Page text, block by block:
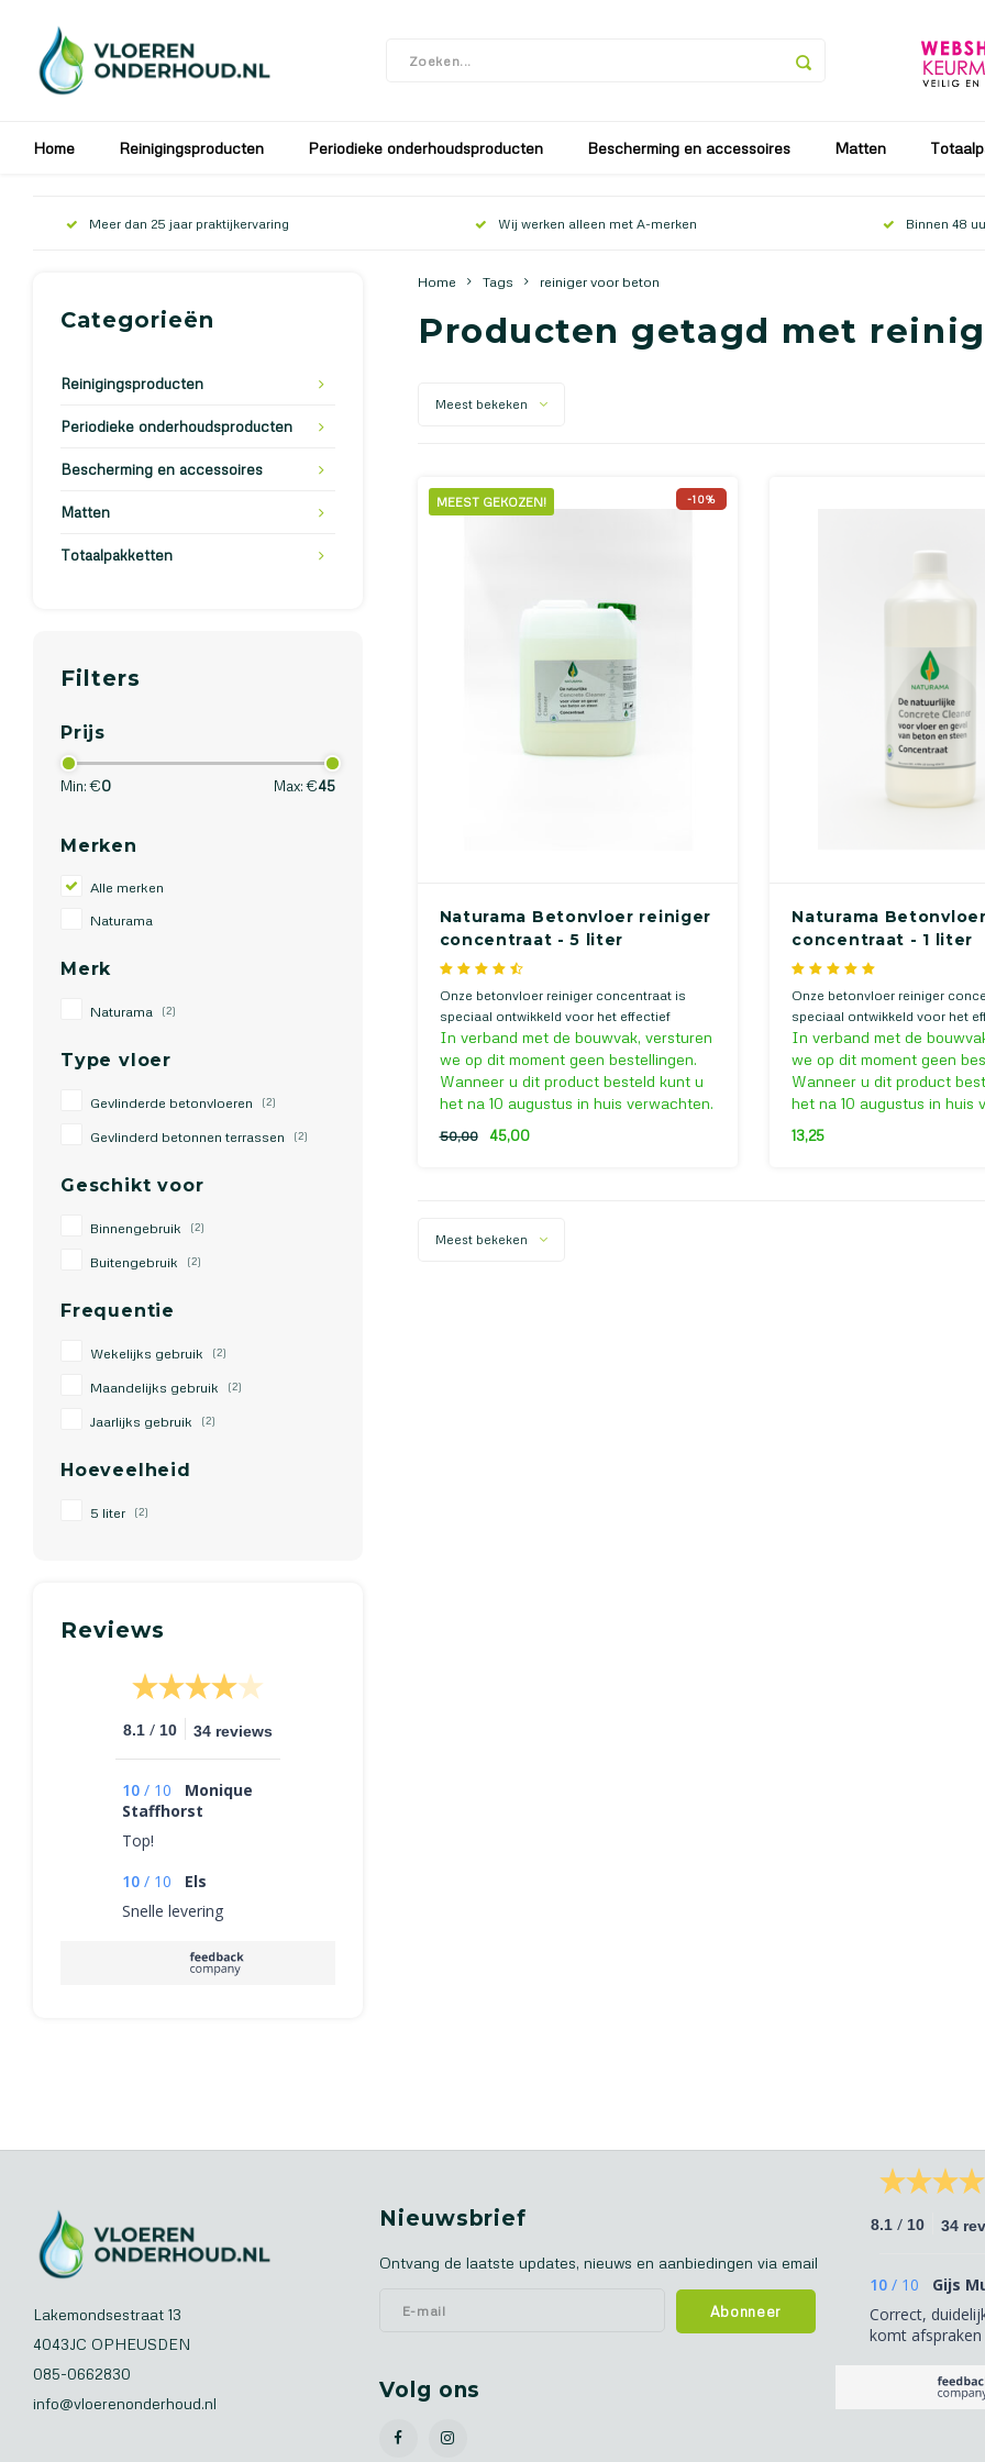
Home Reinigingsproducten Periodieke onderhoudsproducten Bescherming en accessoires Matten
Meer dan 25 jaar praktijkervaring Wij werken alleen met A-merken Binnen 48
Categorieën
Reinigingsproducten
Periodieke onderhoudsproducten
Bescherming en accessoires
Matten
Totaalpakketten
Filters
Prijs
Min: €0 Max: €45
Merken
Alle merken
Naturama
Merk
Naturama (2)
Type vloer
Gevlinderde betonvloeren (2)
Gevlinderd betonnen terrassen (2)
Geschikt voor
Binnengebruik (2)
Buitengebruik (2)
Frequentie
Wekelijks gebruik (2)
Maandelijks gebruik (2)
Jaarlijks gebruik (2)
Hoeveelheid
5 liter (2)
Reviews
8.1 / 10 34 reviews
10 / 10
Monique
Staffhorst
Top!
10 / 10
Els
Snelle levering
Home Tags reiniger voor beton
Producten getagd met
Meest bekeken
MEEST GEKOZEN! -10%
Naturama Betonvloer reiniger
concentraat - 5 liter
Onze betonvloer reiniger concentraat is
speciaal ontwikkeld voor het effectief
reinigen van betonvloeren, zowel binnen als
buiten. Dit krachtige middel verwijder
moeiteloos vlekken, waardoor je betonvloer
er weer als nieuw uitziet.
In verband met de bouwvak, versturen
we op dit moment geen bestellingen.
Wanneer u dit product besteld kunt u
het na 10 augustus in huis verwachten.
50,00 45,00
Naturama
concentraat - 1 liter
Onze betonvloer reiniger
speciaal ontwikkeld voor het
reinigen van betonvloeren,
buiten. Dit krachtige middel
moeiteloos vlekken, waardoor
er weer als nieuw uitziet.
In verband met de
we op dit moment geen
Wanneer u dit product
het na 10 augustus in huis
13,25
Meest bekeken
Lakemondsestraat 13
4043JC OPHEUSDEN
085-0662830
info@vloerenonderhoud.nl
Nieuwsbrief
Ontvang de laatste updates, nieuws en aanbiedingen via email
Abonneer
Volg ons
8.1 / 10 34
10 / 10
Gijs
Correct,
komt afspraken